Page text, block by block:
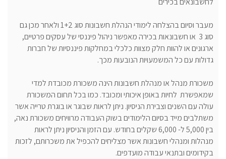
מעבר וסיום בהצלחה לימודי הנהלת חשבונות סוג 1+2 ולאחר מכן גם
סוג 3 או חשבונאות בכירה מאפשר ניהול פיננסי של עסקים פרטיים,
ארגונים או להוות חלק מצוות כלכלי במחלקות פיננסיות של חברות
גדולות עם כל המשמעויות הנובעות מכך.
משכורת מנהל או מנהלת חשבונות הינה משכורת מכובדת למדי
שמאפשרת לחיות באופן איכותי ומכובד. כמו בכל תחום המשכורת
עולה עם השנים וצבירת הניסיון. ניתן לראות שבוגר או בוגרת טרייה אשר
משתלבים מייד בסיום הלימודים בשוק העבודה מרוויחים משכורת נאה,
בין 5,000 ל- 6,000 שקלים בחודש. עם הזמן והניסיון ניתן לראות
מנהלות ומנהלי חשבונות אשר מצליחים להכפיל את משכרותם, לזכות
בקידומים ובתנאי עבודה מועדפים.